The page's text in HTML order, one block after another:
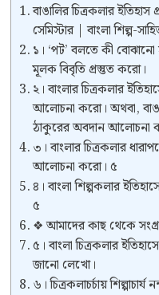
বাঙালির চিত্রকলার ইতিহাস
সেমিস্টার | বাংলা শিল্প-
১। ‘পট’ বলতে কী বোঝানো
মূলক বিবৃতি প্রস্তুত করো।
২। বাংলার চিত্রকলার
আলোচনা করো। অথবা,
ঠাকুরের অবদান আলোচনা
৩। বাংলার চিত্রকলার
আলোচনা করো। ৫
৪। বাংলা শিল্পকলার
৫
❖ আমাদের কাছ থেকে
৫। বাংলা চিত্রকলার
জানো লেখো।
৬। চিত্রকলাচর্চায়